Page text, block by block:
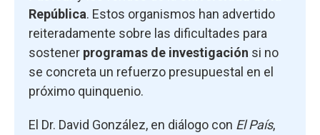
República. Estos organismos han advertido
reiteradamente sobre las dificultades para
sostener programas de investigación si no
se concreta un refuerzo presupuestal en el
próximo quinquenio.
El Dr. David González, en diálogo con El País,